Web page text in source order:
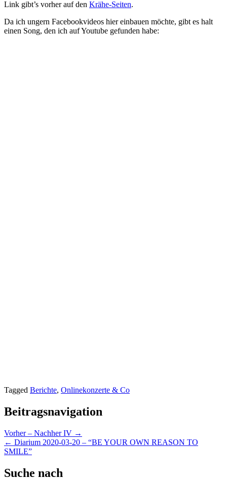
Link gibt’s vorher auf den Krähe-Seiten.
Da ich ungern Facebookvideos hier einbauen möchte, gibt es halt
einen Song, den ich auf Youtube gefunden habe:
Tagged Berichte, Onlinekonzerte & Co
Beitragsnavigation
Vorher – Nachher IV →
← Diarium 2020-03-20 – “BE YOUR OWN REASON TO
SMILE”
Suche nach